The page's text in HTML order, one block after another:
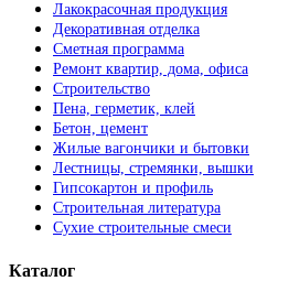
Лакокрасочная продукция
Декоративная отделка
Сметная программа
Ремонт квартир, дома, офиса
Строительство
Пена, герметик, клей
Бетон, цемент
Жилые вагончики и бытовки
Лестницы, стремянки, вышки
Гипсокартон и профиль
Строительная литература
Сухие строительные смеси
Каталог